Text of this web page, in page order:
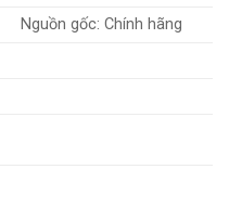
Nguồn gốc: Chính hãng